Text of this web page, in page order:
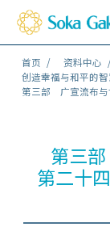
首页 资料中心
创造幸福与和平的智
第三部 广宣流布与
第三
第二十